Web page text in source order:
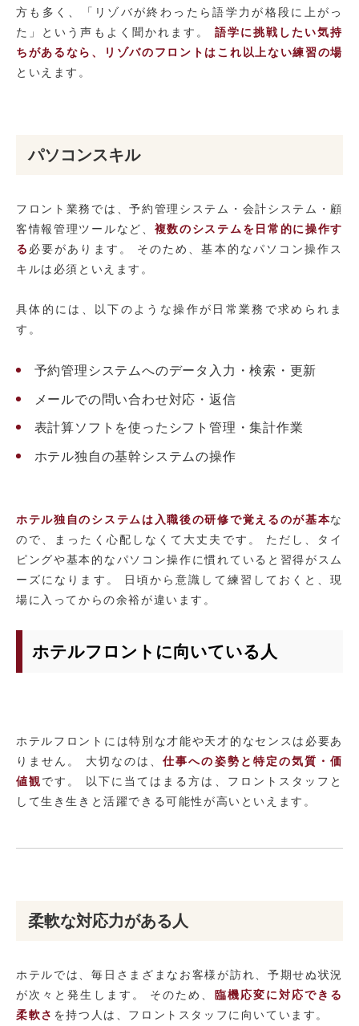
方も多く、「リゾバが終わったら語学力が格段に上がっ
た」という声もよく聞かれます。 語学に挑戦したい気持
ちがあるなら、リゾバのフロントはこれ以上ない練習の場
といえます。
パソコンスキル
フロント業務では、予約管理システム・会計システム・顧
客情報管理ツールなど、 複数のシステムを日常的に操作す
る 必要があります。 そのため、基本的なパソコン操作ス
キルは必須といえます。
具体的には、以下のような操作が日常業務で求められま
す。
予約管理システムへのデータ入力・検索・更新
メールでの問い合わせ対応・返信
表計算ソフトを使ったシフト管理・集計作業
ホテル独自の基幹システムの操作
ホテル独自のシステムは入職後の研修で覚えるのが基本な
ので、まったく心配しなくて大丈夫です。 ただし、タイ
ピングや基本的なパソコン操作に慣れていると習得がスム
ーズになります。 日頃から意識して練習しておくと、現
場に入ってからの余裕が違います。
ホテルフロントに向いている人
ホテルフロントには特別な才能や天才的なセンスは必要あ
りません。 大切なのは、仕事への姿勢と特定の気質・価
値観です。 以下に当てはまる方は、フロントスタッフと
して生き生きと活躍できる可能性が高いといえます。
柔軟な対応力がある人
ホテルでは、毎日さまざまなお客様が訪れ、予期せぬ状況
が次々と発生します。 そのため、 臨機応変に対応できる
柔軟さ を持つ人は、フロントスタッフに向いています。